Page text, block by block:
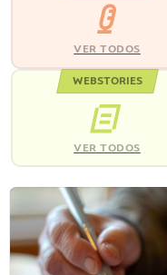
VER TODOS
WEBSTORIES
VER TODOS